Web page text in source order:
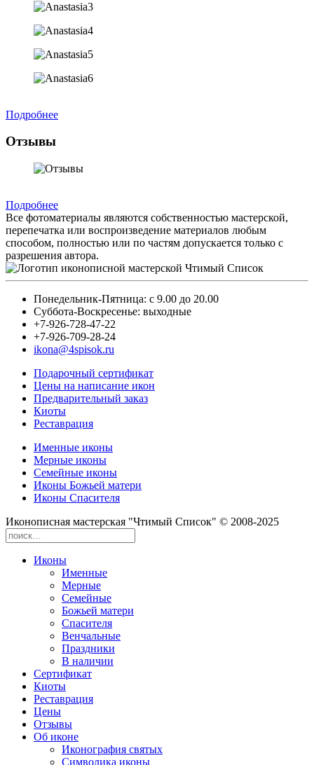
Подробнее
Отзывы
Подробнее
Все фотоматериалы являются собственностью мастерской,
перепечатка или воспроизведение материалов любым
способом, полностью или по частям допускается только с
разрешения автора.
Понедельник-Пятница: с 9.00 до 20.00
Суббота-Воскресенье: выходные
+7-926-728-47-22
+7-926-709-28-24
ikona@4spisok.ru
Подарочный сертификат
Цены на написание икон
Предварительный заказ
Киоты
Реставрация
Именные иконы
Мерные иконы
Семейные иконы
Иконы Божьей матери
Иконы Спасителя
Иконописная мастерская "Чтимый Список" © 2008-2025
Иконы
Именные
Мерные
Семейные
Божьей матери
Спасителя
Венчальные
Праздники
В наличии
Сертификат
Киоты
Реставрация
Цены
Отзывы
Об иконе
Иконография святых
Символика иконы